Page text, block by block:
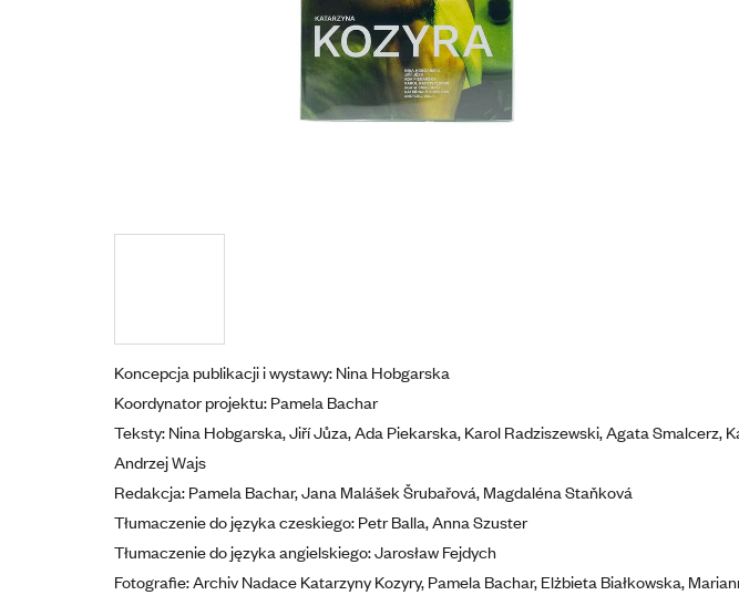
Koncepcja publikacji i wystawy: Nina Hobgarska
Koordynator projektu: Pamela Bachar
Teksty: Nina Hobgarska, Jiří Jůza, Ada Piekarska, Karol Radziszewski, Agata Smalcerz,
Andrzej Wajs
Redakcja: Pamela Bachar, Jana Malášek Šrubařová, Magdaléna Staňková
Tłumaczenie do języka czeskiego: Petr Balla, Anna Szuster
Tłumaczenie do języka angielskiego: Jarosław Fejdych
Fotografie: Archiv Nadace Katarzyny Kozyry, Pamela Bachar, Elżbieta Białkowska,